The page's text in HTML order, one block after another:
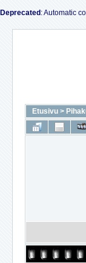
Deprecated : Automatic
Etusivu >